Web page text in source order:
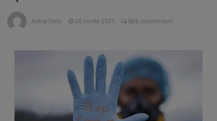
persoane primesc îngrijiri medicale
7 august 2026
peste 330.000 de lei, clasat la Brașov după
sistarea plăților către Brai-Cata și Comprest.
Motivul: platforme de gunoi neigienizate
Am început demolarea
fostului complex Duplex 91, de lângă Piața
Adina Deliu 26 martie 2021 fără commentarii